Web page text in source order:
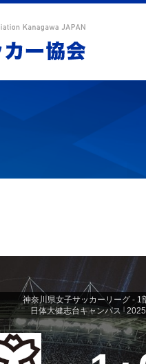
神奈川県女子サッカーリーグ - 1
日体大健志台キャンパス